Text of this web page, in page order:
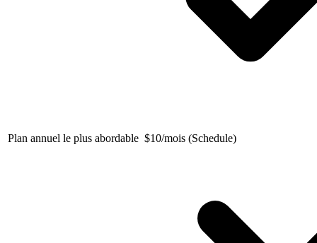
Plan annuel le plus abordable $10/mois (Schedule)